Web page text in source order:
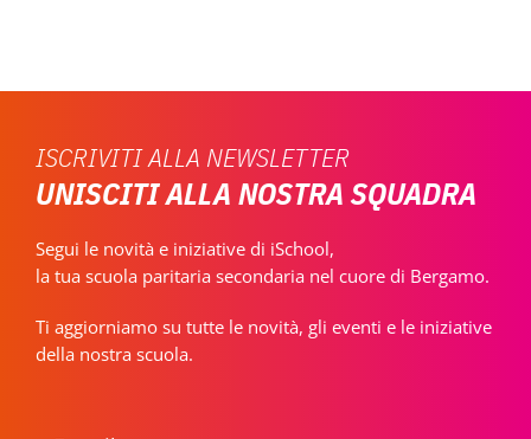
ISCRIVITI ALLA NEWSLETTER
UNISCITI ALLA NOSTRA SQUADRA
Segui le novità e iniziative di iSchool,
la tua scuola paritaria secondaria nel cuore di Bergamo.
Ti aggiorniamo su tutte le novità, gli eventi e le iniziative
della nostra scuola.